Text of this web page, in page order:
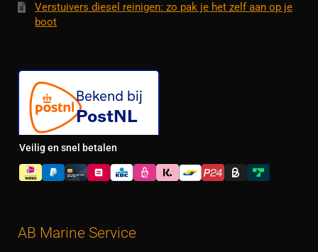
Verstuivers diesel reinigen: zo pak je het zelf aan op je
boot
Veilig en snel betalen
AB Marine Service